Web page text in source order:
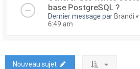
base PostgreSQL ?
Dernier message par Brandi «
6:49 am
Nouveau sujet